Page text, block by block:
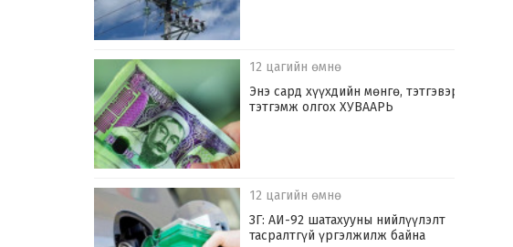
12 цагийн өмнө
Энэ сард хүүхдийн мөнгө, тэтгэвэр,
тэтгэмж олгох ХУВААРЬ
12 цагийн өмнө
ЗГ: АИ-92 шатахууны нийлүүлэлт
тасралтгүй үргэлжилж байна